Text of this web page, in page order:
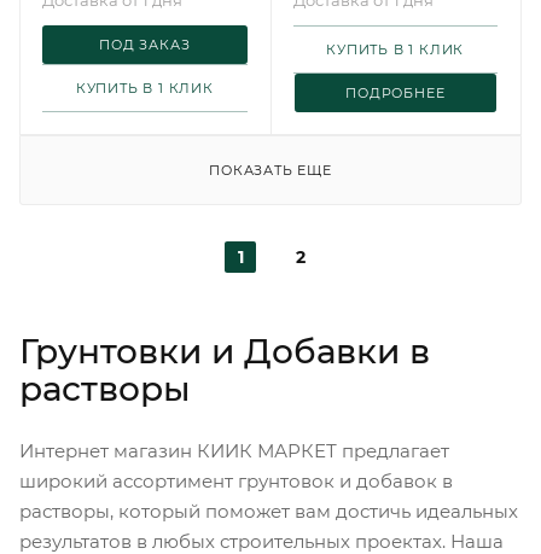
ПОД ЗАКАЗ
КУПИТЬ В 1 КЛИК ПОДРОБНЕЕ
КУПИТЬ В 1 КЛИК
ПОКАЗАТЬ ЕЩЕ
1 2
Грунтовки и Добавки в
растворы
Интернет магазин КИИК МАРКЕТ предлагает
широкий ассортимент грунтовок и добавок в
растворы, который поможет вам достичь идеальных
результатов в любых строительных проектах. Наша